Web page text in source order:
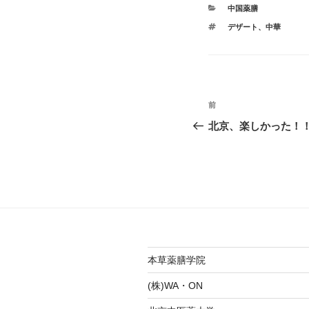
カ
ゴ
中国薬膳
タ
デザート 、 中華
投
稿
シ
ョ
ン
前
の
前
北京、楽しかった！！
本草薬膳学院
(株)WA・ON